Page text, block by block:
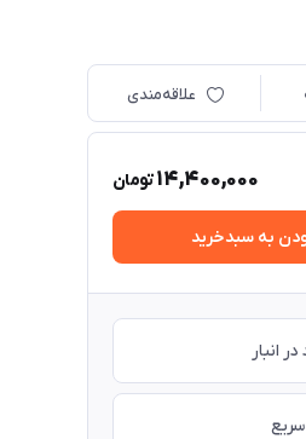
علاقه‌مندی
14,400,000تومان
به سبدخرید
انبار